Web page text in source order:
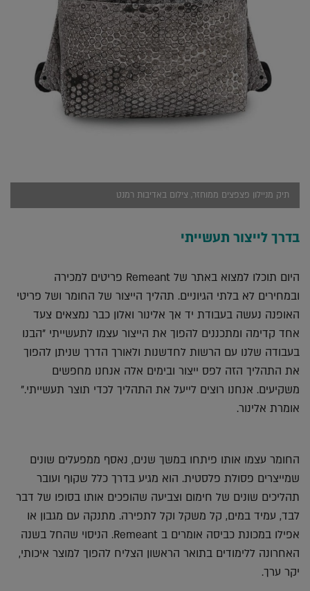
תיק מניילון פצפצים ממוחזר, צילום באדיבות רמנט
בדרך לייצור תעשייתי
היום תוכלו למצוא באתר של Remeant פריטים למכירה
ובמחירים לא בלתי הגיוניים. תהליך הייצור של החומר ושל פריטי
האופנה נעשה בעבודת יד אך אלינור ואלון כבר נמצאים צעד
אחד קדימה ומתכננים להפוך את הייצור עצמו לתעשייתי "הבנו
בעבודה שלנו עם הרשות לחדשנות ולאורך הדרך שניתן להפוך
את התהליך הזה לפס ייצור ובימים אלה אנחנו מחפשים
משקיעים. אנחנו רוצים לייעל את התהליך לכדי תוצר תעשייתי."
אומרת אלינור.
החומר עצמו אותו פיתחו במשך שנים, נאסף ממפעלים שונים
שמייצרים פסולת פלסטית. הוא מגיע בדרך כלל שקוף ועובר
תהליכים שונים של חימום וצביעה שהופכים אותו בסופו של דבר
לבד, עמיד במים, קל משקל וקל לתפירה. מתנקה עם מגבון או
אפילו במכונת כביסה אומרים ב Remeant. הניסוי שהחל בשנה
האחרונה ללימודים בתואר הראשון הצליח להפוך למוצר איכותי,
יקר ערך.